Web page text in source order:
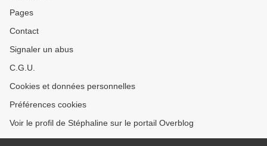
Pages
Contact
Signaler un abus
C.G.U.
Cookies et données personnelles
Préférences cookies
Voir le profil de Stéphaline sur le portail Overblog